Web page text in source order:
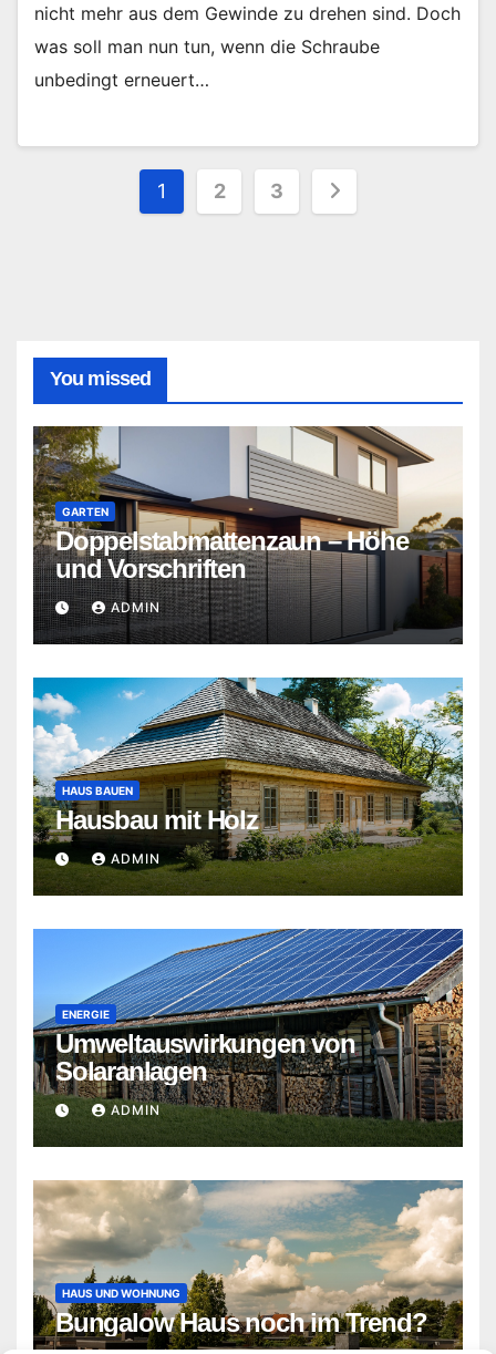
nicht mehr aus dem Gewinde zu drehen sind. Doch
was soll man nun tun, wenn die Schraube
unbedingt erneuert…
Seitennummerierung
1 2 3
You missed
GARTEN
Doppelstabmattenzaun – Höhe
und Vorschriften
ADMIN
HAUS BAUEN
Hausbau mit Holz
ADMIN
ENERGIE
Umweltauswirkungen von
Solaranlagen
ADMIN
HAUS UND WOHNUNG
Bungalow Haus noch im Trend?